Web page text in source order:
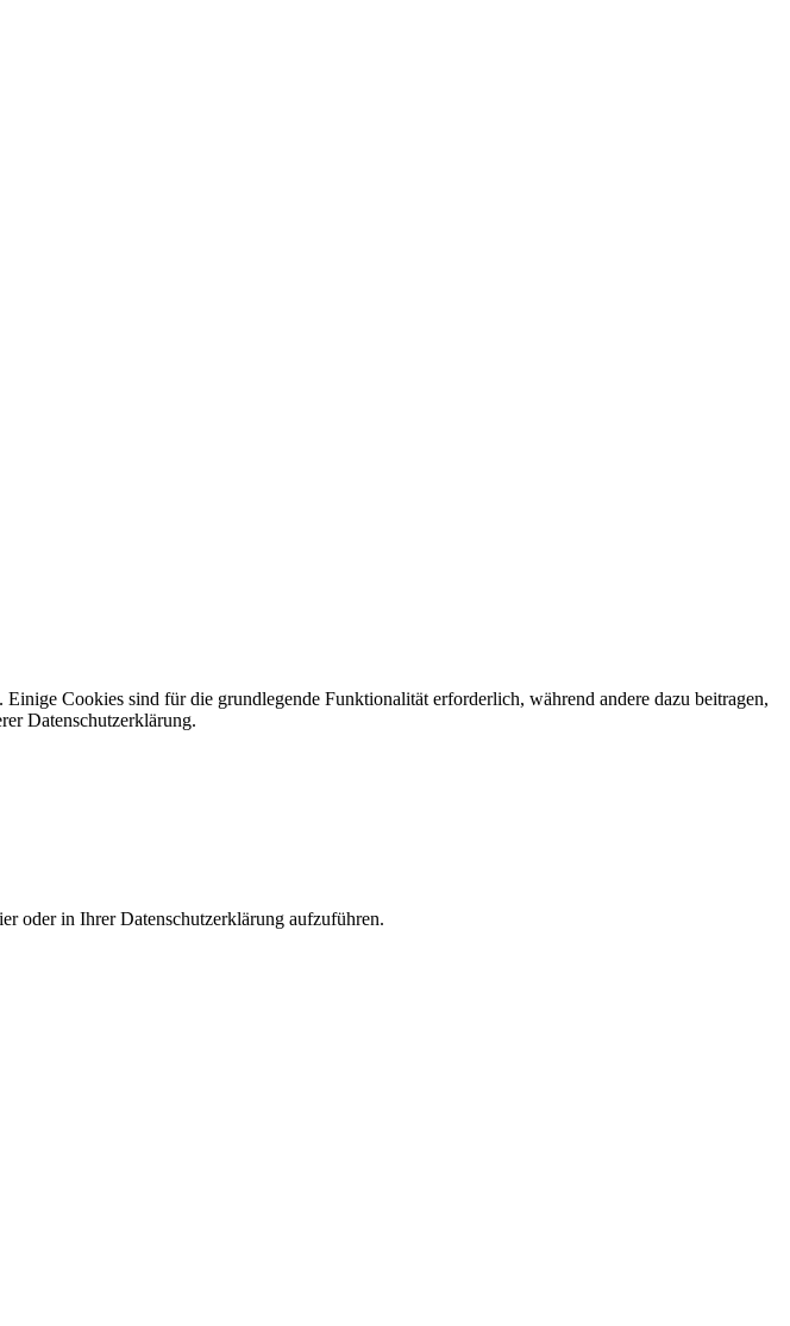
Cookies sind für die grundlegende Funktionalität erforderlich, während andere dazu beitragen,
Datenschutzerklärung.
oder in Ihrer Datenschutzerklärung aufzuführen.